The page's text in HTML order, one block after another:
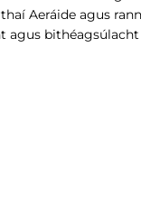
Aeráide agus
agus